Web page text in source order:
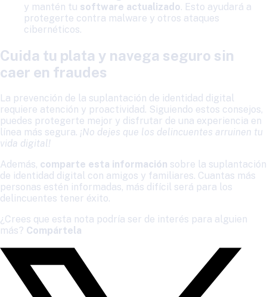
y mantén tu software actualizado. Esto ayudará a
protegerte contra malware y otros ataques
cibernéticos.
Cuida tu plata y navega seguro sin
caer en fraudes
La prevención de la suplantación de identidad digital
requiere atención y proactividad. Siguiendo estos consejos,
puedes protegerte mejor y disfrutar de una experiencia en
línea más segura. ¡No dejes que los delincuentes arruinen tu
vida digital!
Además, comparte esta información sobre la suplantación
de identidad digital con amigos y familiares. Cuantas más
personas estén informadas, más difícil será para los
delincuentes tener éxito.
¿Crees que esta nota podría ser de interés para alguien
más? Compártela